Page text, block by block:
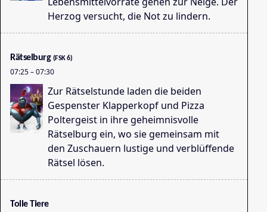
Herzog versucht, die Not zu lindern.
Rätselburg (FSK 6)
07:25–07:30
Zur Rätselstunde laden die beiden
Gespenster Klapperkopf und Pizza
Poltergeist in ihre geheimnisvolle
Rätselburg ein, wo sie gemeinsam mit
den Zuschauern lustige und verblüffende
Rätsel lösen.
Tolle Tiere